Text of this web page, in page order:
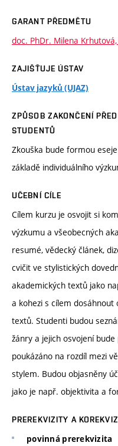
GARANT PŘEDMĚTU
doc. PhDr. Milena Krhutová,
ZAJIŠŤUJE ÚSTAV
Ústav jazyků (UJAZ)
ZPŮSOB ZAKONČENÍ
STUDENTŮ
Zkouška bude formou
základě individuálního
UČEBNÍ CÍLE
Cílem kurzu je osvojit si
výzkumu a všeobecných
resumé, vědecký článek,
cvičit ve stylistických
akademických textů jako
a kohezi s cílem dosáhnout
textů. Studenti budou
žánry a jejich osvojení
poukázáno na rozdíl mezi
stylem. Budou objasněny
jako je např. objektivita a
PREREKVIZITY A
povinná prerekvizita